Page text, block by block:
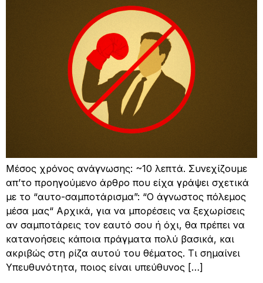
Μέσος χρόνος ανάγνωσης: ~10 λεπτά. Συνεχίζουμε
απ’το προηγούμενο άρθρο που είχα γράψει σχετικά
με το “αυτο-σαμποτάρισμα”: “Ο άγνωστος πόλεμος
μέσα μας“ Αρχικά, για να μπορέσεις να ξεχωρίσεις
αν σαμποτάρεις τον εαυτό σου ή όχι, θα πρέπει να
κατανοήσεις κάποια πράγματα πολύ βασικά, και
ακριβώς στη ρίζα αυτού του θέματος. Τι σημαίνει
Υπευθυνότητα, ποιος είναι υπεύθυνος […]